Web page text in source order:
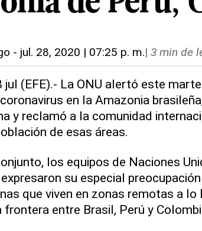
- jul. 28, 2020 | 07:25 p. m.| 3 min de
jul (EFE).- La ONU alertó este
en la Amazonia
y reclamó a la comunidad
de esas áreas.
los equipos de Naciones
su especial
que viven en zonas remotas a lo
entre Brasil, Perú y